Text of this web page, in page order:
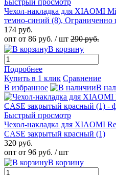
Быстрый просмотр
Чехол-накладка для XIAOMI
темно-синий (8), Ограниченно
174 руб.
опт от 86 руб. / шт 290 руб.
В корзину
Подробнее
Купить в 1 клик Сравнение
В избранное
В
Быстрый просмотр
Чехол-накладка для XIAOMI
CASE закрытый красный (1)
320 руб.
опт от 96 руб. / шт
В корзину